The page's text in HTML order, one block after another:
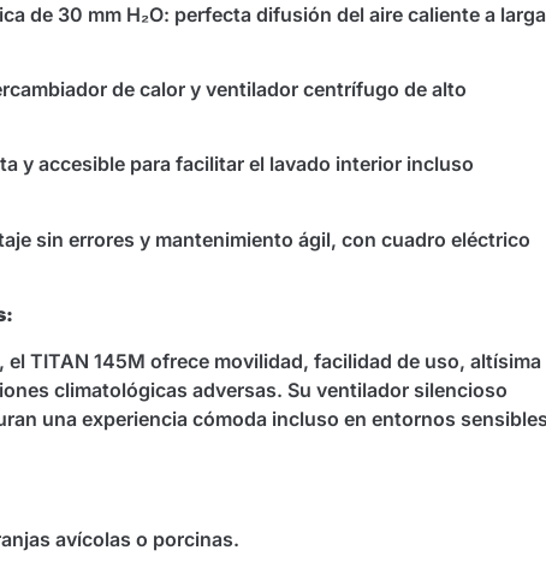
de 30 mm H₂O: perfecta difusión del aire caliente a larga
de calor y ventilador centrífugo de alto
y accesible para facilitar el lavado interior incluso
sin errores y mantenimiento ágil, con cuadro eléctrico
TITAN 145M ofrece movilidad, facilidad de uso, altísima
climatológicas adversas. Su ventilador silencioso
una experiencia cómoda incluso en entornos
avícolas o porcinas.